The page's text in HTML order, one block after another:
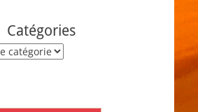
Catégories